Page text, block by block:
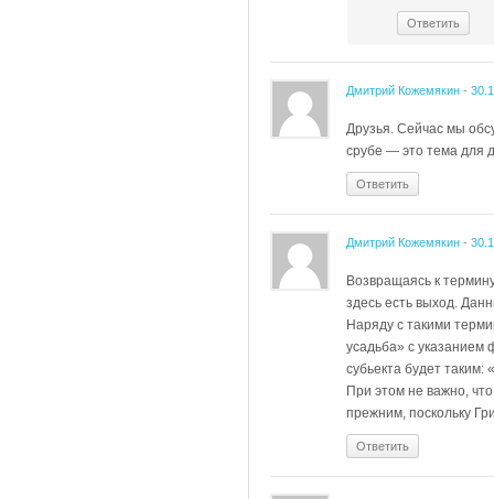
Ответить
Дмитрий Кожемякин -
Друзья. Сейчас мы
срубе — это тема для
Ответить
Дмитрий Кожемякин -
Возвращаясь к
здесь есть выход.
Наряду с такими
усадьба» с указанием
субьекта будет
При этом не важно,
прежним, поскольку
Ответить